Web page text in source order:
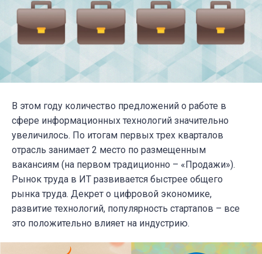
В этом году количество предложений о работе в
сфере информационных технологий значительно
увеличилось. По итогам первых трех кварталов
отрасль занимает 2 место по размещенным
вакансиям (на первом традиционно – «Продажи»).
Рынок труда в ИТ развивается быстрее общего
рынка труда. Декрет о цифровой экономике,
развитие технологий, популярность стартапов – все
это положительно влияет на индустрию.